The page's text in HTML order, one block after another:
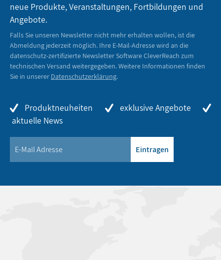
neue Produkte, Veranstaltungen, Fortbildungen und
Angebote.
Falls Sie unseren Newsletter nicht mehr erhalten wollen, ist die
Abmeldung jederzeit möglich. Ihre E-Mail-Adresse wird an die
datenschutz-zertifizierte Newsletter Software CleverReach zum
technischen Versand weitergegeben. Weitere Informationen finden
Sie in unserer Datenschutzerklärung.
Produktneuheiten
exklusive Angebote
aktuelle News
Eintragen